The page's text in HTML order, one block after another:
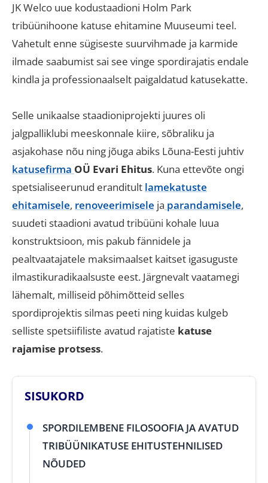
JK Welco uue kodustaadioni Holm Park
tribüünihoone katuse ehitamine Muuseumi teel.
Vahetult enne sügiseste suurvihmade ja karmide
ilmade saabumist sai see vinge spordirajatis endale
kindla ja professionaalselt paigaldatud katusekatte.
Selle unikaalse staadioniprojekti juures oli
jalgpalliklubi meeskonnale kiire, sõbraliku ja
asjakohase nõu ning jõuga abiks Lõuna-Eesti juhtiv
katusefirma OÜ Evari Ehitus. Kuna ettevõte ongi
spetsialiseerunud eranditult lamekatuste
ehitamisele, renoveerimisele ja parandamisele,
suudeti staadioni avatud tribüüni kohale luua
konstruktsioon, mis pakub fännidele ja
pealtvaatajatele maksimaalset kaitset igasuguste
ilmastikuradikaalsuste eest. Järgnevalt vaatamegi
lähemalt, milliseid põhimõtteid selles
spordiprojektis silmas peeti ning kuidas kulgeb
selliste spetsiifiliste avatud rajatiste katuse
rajamise protsess.
SISUKORD
SPORDILEMBENE FILOSOOFIA JA AVATUD
TRIBÜÜNIKATUSE EHITUSTEHNILISED
NÕUDED